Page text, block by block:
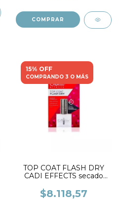
15% OFF
COMPRANDO 3 O MÁS
TOP COAT FLASH DRY
CADI EFFECTS secado
$8.118,57